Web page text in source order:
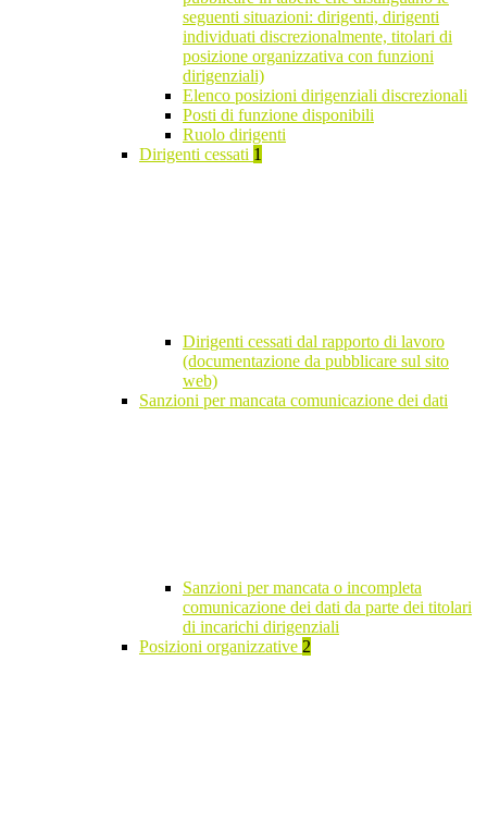
seguenti situazioni: dirigenti, dirigenti
individuati discrezionalmente, titolari di
posizione organizzativa con funzioni
dirigenziali)
Elenco posizioni dirigenziali discrezionali
Posti di funzione disponibili
Ruolo dirigenti
Dirigenti cessati 1
Dirigenti cessati dal rapporto di lavoro
(documentazione da pubblicare sul sito
web)
Sanzioni per mancata comunicazione dei dati
Sanzioni per mancata o incompleta
comunicazione dei dati da parte dei titolari
di incarichi dirigenziali
Posizioni organizzative 2